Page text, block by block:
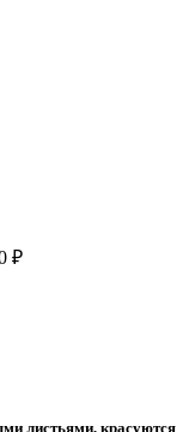
₽
листьями, красуются